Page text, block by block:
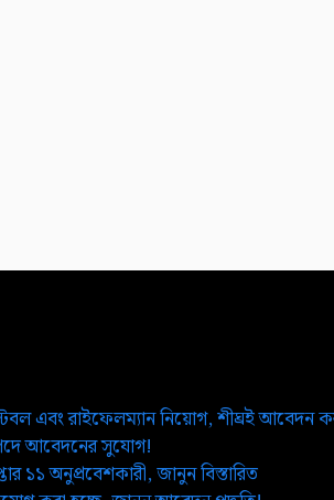
এবং রাইফেলম্যান নিয়োগ, শীঘ্রই আবেদন
আবেদনের সুযোগ!
১১ অনুপ্রবেশকারী, জানুন বিস্তারিত